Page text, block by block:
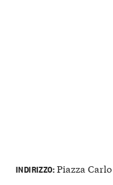
INDIRIZZO:Piazza